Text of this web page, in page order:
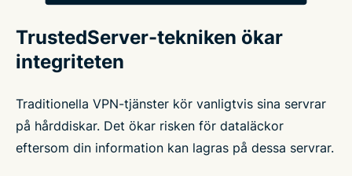
TrustedServer-tekniken ökar
integriteten
Traditionella VPN-tjänster kör vanligtvis sina servrar
på hårddiskar. Det ökar risken för dataläckor
eftersom din information kan lagras på dessa servrar.